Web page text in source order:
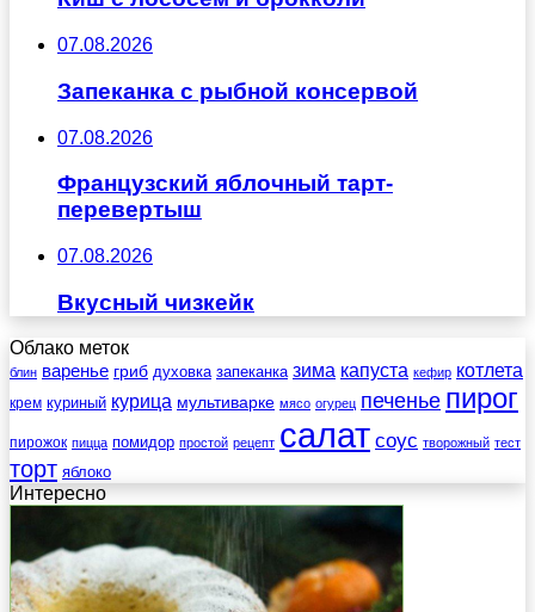
07.08.2026
Запеканка с рыбной консервой
07.08.2026
Французский яблочный тарт-
перевертыш
07.08.2026
Вкусный чизкейк
Облако меток
блин варенье гриб духовка запеканка зима капуста кефир котлета
крем куриный курица мультиварке мясо огурец печенье пирог
пирожок пицца помидор простой рецепт салат соус творожный тест
торт яблоко
Интересно